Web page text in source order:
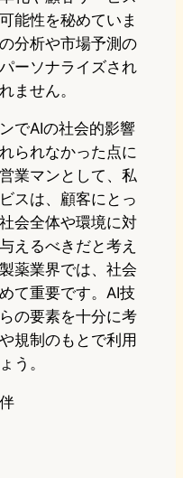
能性を秘めていま
分析や市場予測の
ーソナライズされ
ません。
でAIの社会的影響
られなかった点に
業マンとして、私
スは、顧客にとっ
会全体や環境に対
えるべきだと考え
薬業界では、社会
て重要です。AI技
の要素を十分に考
規制のもとで利用
う。